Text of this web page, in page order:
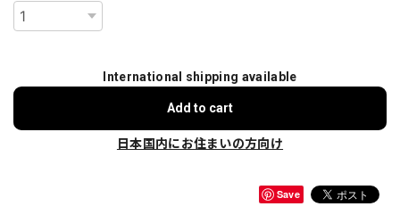
International shipping available
Add to cart
日本国内にお住まいの方向け
Save